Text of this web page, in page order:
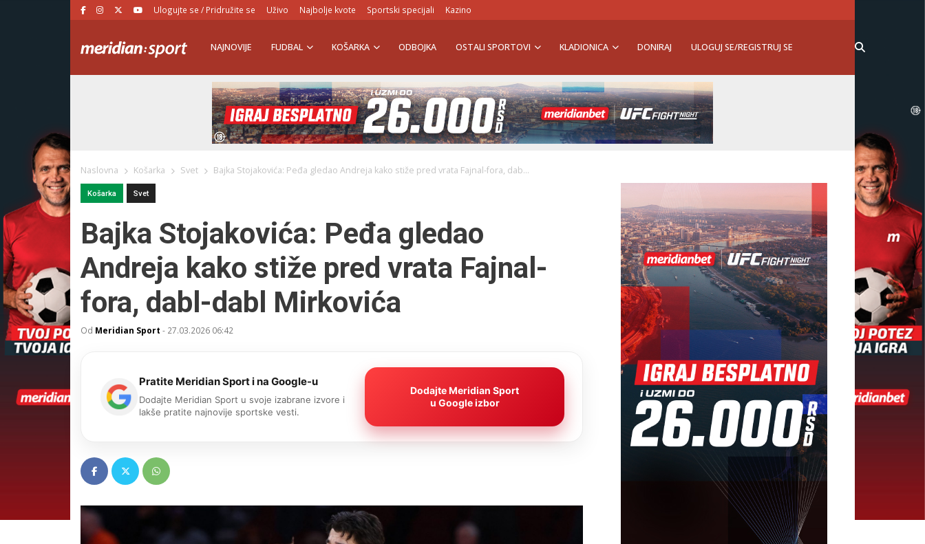
Ulogujte se / Pridružite se Uživo Najbolje kvote Sportski specijali Kazino
NAJNOVIJE FUDBAL KOŠARKA ODBOJKA OSTALI SPORTOVI KLADIONICA DONIRAJ ULOGUJ SE/REGISTRUJ SE
Naslovna Košarka Svet Bajka Stojakovića: Peđa gledao Andreja kako stiže pred vrata Fajnal-fora, dab...
Košarka Svet
Bajka Stojakovića: Peđa gledao
Andreja kako stiže pred vrata Fajnal-
fora, dabl-dabl Mirkovića
Od Meridian Sport - 27.03.2026 06:42
Pratite Meridian Sport i na Google-u
Dodajte Meridian Sport u svoje izabrane izvore i
lakše pratite najnovije sportske vesti.
Dodajte Meridian Sport
u Google izbor